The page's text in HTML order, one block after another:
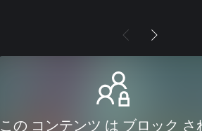
この コンテンツ は ブロック さ